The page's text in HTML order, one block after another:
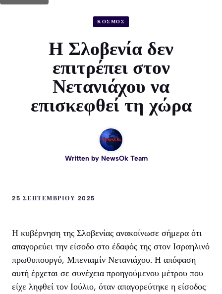
ΚΟΣΜΟΣ
Η Σλοβενία δεν
επιτρέπει στον
Νετανιάχου να
επισκεφθεί τη χώρα
Written by NewsOk Team
25 ΣΕΠΤΕΜΒΡΊΟΥ 2025
Η κυβέρνηση της Σλοβενίας ανακοίνωσε σήμερα ότι
απαγορεύει την είσοδο στο έδαφός της στον Ισραηλινό
πρωθυπουργό, Μπενιαμίν Νετανιάχου. Η απόφαση
αυτή έρχεται σε συνέχεια προηγούμενου μέτρου που
είχε ληφθεί τον Ιούλιο, όταν απαγορεύτηκε η είσοδος